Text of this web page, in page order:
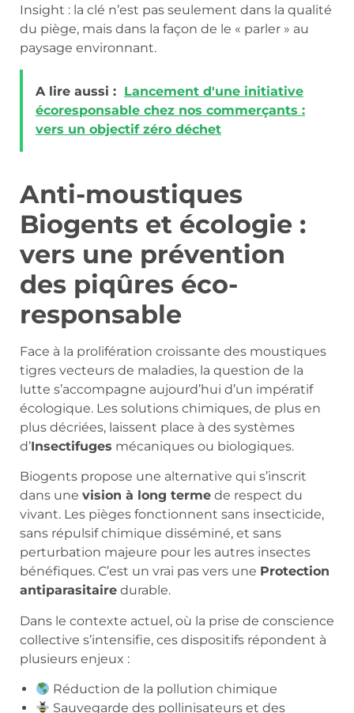
Insight : la clé n’est pas seulement dans la qualité
du piège, mais dans la façon de le « parler » au
paysage environnant.
A lire aussi : Lancement d'une initiative
écoresponsable chez nos commerçants :
vers un objectif zéro déchet
Anti-moustiques
Biogents et écologie :
vers une prévention
des piqûres éco-
responsable
Face à la prolifération croissante des moustiques
tigres vecteurs de maladies, la question de la
lutte s’accompagne aujourd’hui d’un impératif
écologique. Les solutions chimiques, de plus en
plus décriées, laissent place à des systèmes
d’Insectifuges mécaniques ou biologiques.
Biogents propose une alternative qui s’inscrit
dans une vision à long terme de respect du
vivant. Les pièges fonctionnent sans insecticide,
sans répulsif chimique disséminé, et sans
perturbation majeure pour les autres insectes
bénéfiques. C’est un vrai pas vers une Protection
antiparasitaire durable.
Dans le contexte actuel, où la prise de conscience
collective s’intensifie, ces dispositifs répondent à
plusieurs enjeux :
Réduction de la pollution chimique
Sauvegarde des pollinisateurs et des